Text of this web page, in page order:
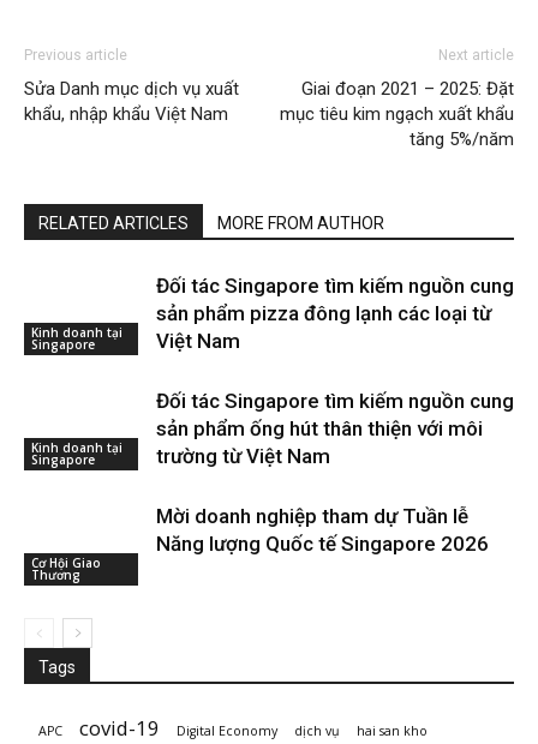
Previous article
Sửa Danh mục dịch vụ xuất
khẩu, nhập khẩu Việt Nam
Next article
Giai đoạn 2021 – 2025: Đặt
mục tiêu kim ngạch xuất khẩu
tăng 5%/năm
RELATED ARTICLES MORE FROM AUTHOR
Kinh doanh tại
Singapore
Đối tác Singapore tìm kiếm nguồn cung
sản phẩm pizza đông lạnh các loại từ
Việt Nam
Kinh doanh tại
Singapore
Đối tác Singapore tìm kiếm nguồn cung
sản phẩm ống hút thân thiện với môi
trường từ Việt Nam
Cơ Hội Giao
Thương
Mời doanh nghiệp tham dự Tuần lễ
Năng lượng Quốc tế Singapore 2026
Tags
APC covid-19 Digital Economy dịch vụ hai san kho